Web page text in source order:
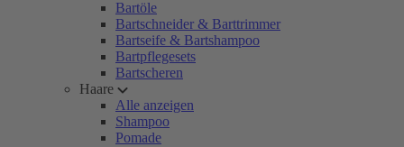
Bartöle
Bartschneider & Barttrimmer
Bartseife & Bartshampoo
Bartpflegesets
Bartscheren
Haare
Alle anzeigen
Shampoo
Pomade